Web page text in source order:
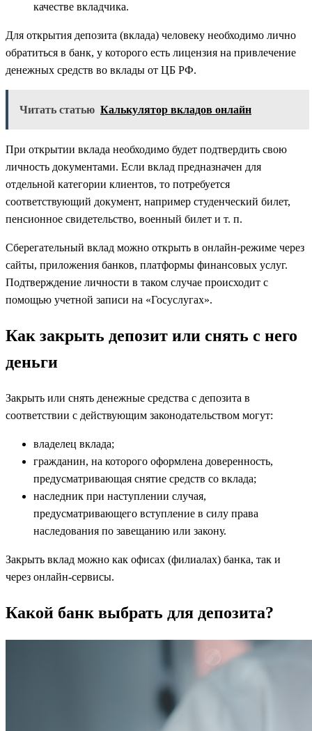
качестве вкладчика.
Для открытия депозита (вклада) человеку необходимо лично
обратиться в банк, у которого есть лицензия на привлечение
денежных средств во вклады от ЦБ РФ.
Читать статью Калькулятор вкладов онлайн
При открытии вклада необходимо будет подтвердить свою
личность документами. Если вклад предназначен для
отдельной категории клиентов, то потребуется
соответствующий документ, например студенческий билет,
пенсионное свидетельство, военный билет и т. п.
Сберегательный вклад можно открыть в онлайн-режиме через
сайты, приложения банков, платформы финансовых услуг.
Подтверждение личности в таком случае происходит с
помощью учетной записи на «Госуслугах».
Как закрыть депозит или снять с него
деньги
Закрыть или снять денежные средства с депозита в
соответствии с действующим законодательством могут:
владелец вклада;
гражданин, на которого оформлена доверенность,
предусматривающая снятие средств со вклада;
наследник при наступлении случая,
предусматривающего вступление в силу права
наследования по завещанию или закону.
Закрыть вклад можно как офисах (филиалах) банка, так и
через онлайн-сервисы.
Какой банк выбрать для депозита?